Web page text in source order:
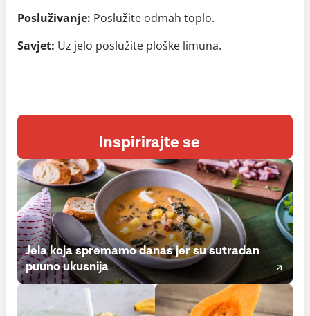
Posluživanje: Poslužite odmah toplo.
Savjet: Uz jelo poslužite ploške limuna.
Inspirirajte se
Jela koja spremamo danas jer su sutradan
puuno ukusnija